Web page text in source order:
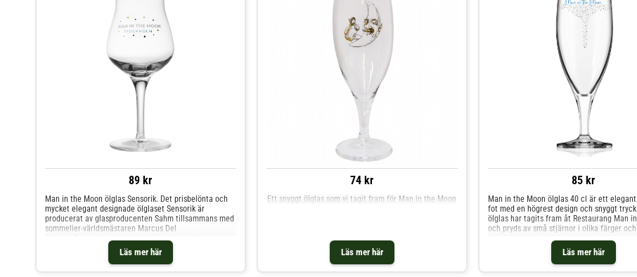
89 kr
Läs mer här
Man in the Moon ölglas Sensorik. Det prisbelönta och
mycket elegant designade ölglaset Sensorik är
producerat av glasproducenten Sahm tillsammans med
sommelier-världsmästaren Marcus Del
Monego.Restaurang Man in the Moon har valt att
specialdesigna en upplaga för att använda som deras
standardglas. Sensorik är ett ölglas med en utsökt
utformad kupa som presenterar både smak och arom
74 kr
Läs mer här
Ett snyggt ölglas som vi tagit fram för Man in the Moon
85 kr
Läs mer här
Man in the Moon ölglas 40 cl är ett
fot med en högrest design och snyggt
ölglas har tagits fram åt Restaurang Man
och pryds av små stjärnor i olika färger
Man in the Moon skriven i skrivstil.